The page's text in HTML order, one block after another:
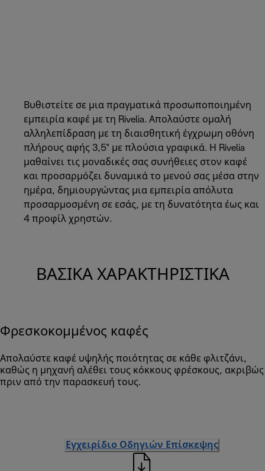
Βυθιστείτε σε μια πραγματικά προσωποποιημένη
εμπειρία καφέ με τη Rivelia. Απολαύστε ομαλή
αλληλεπίδραση με τη διαισθητική έγχρωμη οθόνη
πλήρους αφής 3,5" με πλούσια γραφικά. Η Rivelia
μαθαίνει τις μοναδικές σας συνήθειες στον καφέ
και προσαρμόζει δυναμικά το μενού σας μέσα στην
ημέρα, δημιουργώντας μια εμπειρία απόλυτα
προσαρμοσμένη σε εσάς, με τη δυνατότητα έως και
4 προφίλ χρηστών.
ΒΑΣΙΚΆ ΧΑΡΑΚΤΗΡΙΣΤΙΚΆ
Φρεσκοκομμένος καφές
Απολαύστε καφέ υψηλής ποιότητας σε κάθε φλιτζάνι,
καθώς η μηχανή αλέθει τους κόκκους φρέσκους, ακριβώς
πριν από την παρασκευή τους.
Εγχειρίδιο Οδηγιών Επίσκεψης